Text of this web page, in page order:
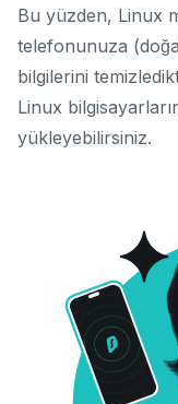
Bu yüzden, Linux
telefonunuza
bilgilerini
Linux
yükleyebilirsiniz.